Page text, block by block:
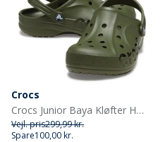
Crocs
Crocs Junior Baya Kløfter Hærgrøn
Vejl. pris299,99 kr.
Spare100,00 kr.